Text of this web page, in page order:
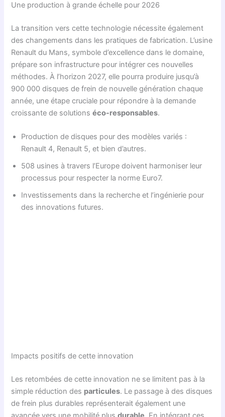
Une production à grande échelle pour 2026
La transition vers cette technologie nécessite également
des changements dans les pratiques de fabrication. L’usine
Renault du Mans, symbole d’excellence dans le domaine,
prépare son infrastructure pour intégrer ces nouvelles
méthodes. À l’horizon 2027, elle pourra produire jusqu’à
900 000 disques de frein de nouvelle génération chaque
année, une étape cruciale pour répondre à la demande
croissante de solutionséco-responsables.
Production de disques pour des modèles variés :
Renault 4, Renault 5, et bien d’autres.
508 usines à travers l’Europe doivent harmoniser leur
processus pour respecter la norme Euro7.
Investissements dans la recherche et l’ingénierie pour
des innovations futures.
Impacts positifs de cette innovation
Les retombées de cette innovation ne se limitent pas à la
simple réduction des particules. Le passage à des disques
de frein plus durables représenterait également une